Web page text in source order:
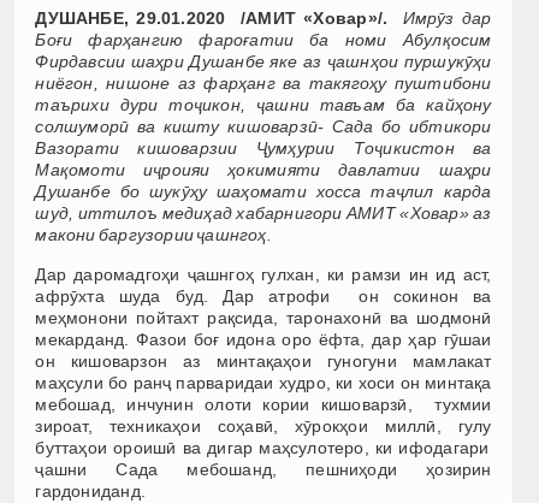
ДУШАНБЕ, 29.01.2020 /АМИТ «Ховар»/. Имрӯз дар
Боғи фарҳангию фароғатии ба номи Абулқосим
Фирдавсии шаҳри Душанбе яке аз ҷашнҳои пуршукӯҳи
ниёгон, нишоне аз фарҳанг ва такягоҳу пуштибони
таърихи дури тоҷикон, ҷашни тавъам ба кайҳону
солшуморӣ ва кишту кишоварзӣ- Сада бо ибтикори
Вазорати кишоварзии Ҷумҳурии Тоҷикистон ва
Мақомоти иҷроияи ҳокимияти давлатии шаҳри
Душанбе бо шукӯҳу шаҳомати хосса таҷлил карда
шуд, иттилоъ медиҳад хабарнигори АМИТ «Ховар» аз
макони баргузории ҷашнгоҳ.
Дар даромадгоҳи ҷашнгоҳ гулхан, ки рамзи ин ид аст,
афрӯхта шуда буд. Дар атрофи он сокинон ва
меҳмонони пойтахт рақсида, таронахонӣ ва шодмонӣ
мекарданд. Фазои боғ идона оро ёфта, дар ҳар гӯшаи
он кишоварзон аз минтақаҳои гуногуни мамлакат
маҳсули бо ранҷ парваридаи худро, ки хоси он минтақа
мебошад, инчунин олоти кории кишоварзӣ, тухмии
зироат, техникаҳои соҳавӣ, хӯрокҳои миллӣ, гулу
буттаҳои ороишӣ ва дигар маҳсулотеро, ки ифодагари
ҷашни Сада мебошанд, пешниҳоди ҳозирин
гардониданд.